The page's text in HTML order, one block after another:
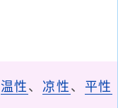
温性 、 凉性 、 平性